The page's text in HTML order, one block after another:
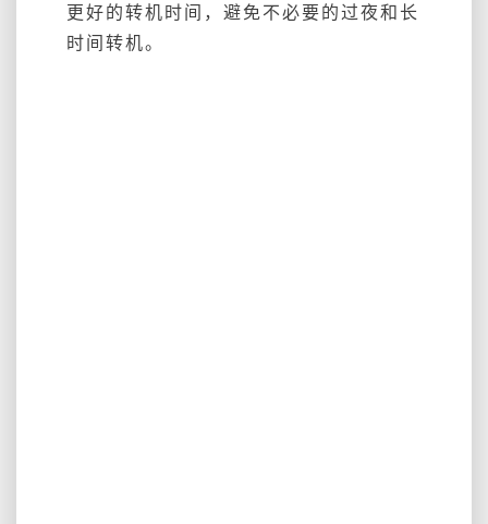
更好的转机时间，避免不必要的过夜和长
时间转机。